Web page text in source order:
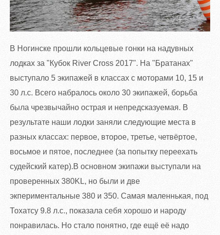
В Ногинске прошли кольцевые гонки на надувных
лодках за "Кубок River Cross 2017". На "Братанах"
выступало 5 экипажей в классах с моторами 10, 15 и
30 л.с. Всего набралось около 30 экипажей, борьба
была чрезвычайно острая и непредсказуемая. В
результате наши лодки заняли следующие места в
разных классах: первое, второе, третье, четвёртое,
восьмое и пятое, последнее (за попытку переехать
судейский катер).В основном экипажи выступали на
проверенных 380KL, но были и две
экпериментальные 380 и 350. Самая маленнькая, под
Тохатсу 9.8 л.с., показала себя хорошо и народу
понравилась. Но стало понятно, где ещё её надо